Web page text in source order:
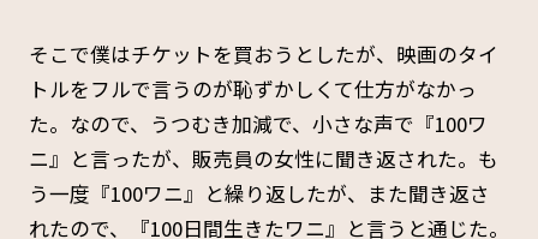
そこで僕はチケットを買おうとしたが、映画のタイ
トルをフルで言うのが恥ずかしくて仕方がなかっ
た。なので、うつむき加減で、小さな声で『100ワ
ニ』と言ったが、販売員の女性に聞き返された。も
う一度『100ワニ』と繰り返したが、また聞き返さ
れたので、『100日間生きたワニ』と言うと通じた。